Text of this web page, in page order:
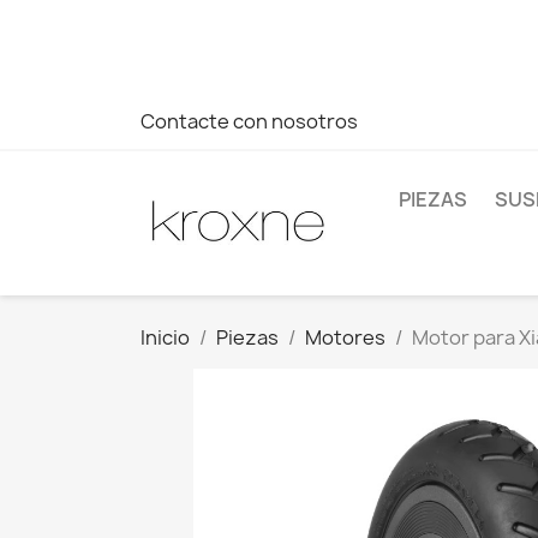
Contacte con nosotros
PIEZAS
Inicio Piezas Motores Motor para